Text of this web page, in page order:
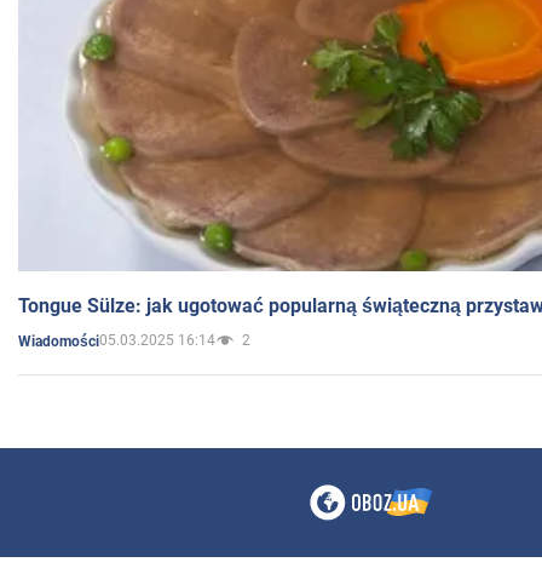
Tongue Sülze: jak ugotować popularną świąteczną
Wiadomości05.03.2025 16:14 2